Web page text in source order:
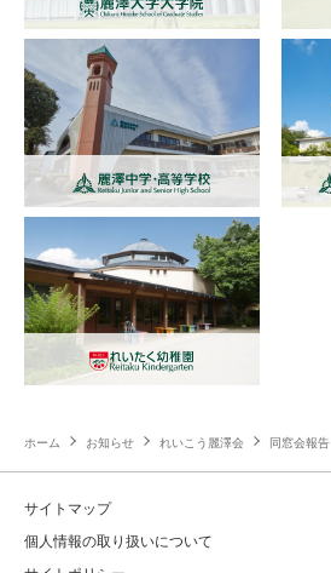
ホーム お知らせ れいこう麗澤会 同窓会報告
サイトマップ
個人情報の取り扱いについて